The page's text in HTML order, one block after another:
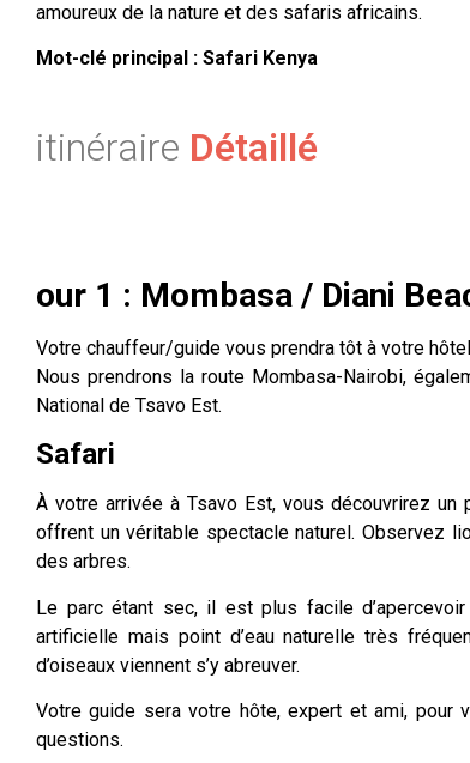
amoureux de la nature et des safaris africains.
Mot-clé principal : Safari Kenya
itinéraire Détaillé
our 1 : Mombasa / Diani
Votre chauffeur/guide vous prendra tôt à votre
Nous prendrons la route Mombasa-Nairobi,
National de Tsavo Est.
Safari
À votre arrivée à Tsavo Est, vous découvrirez
offrent un véritable spectacle naturel. Observez
des arbres.
Le parc étant sec, il est plus facile
artificielle mais point d’eau naturelle très
d’oiseaux viennent s’y abreuver.
Votre guide sera votre hôte, expert et ami, pour
questions.